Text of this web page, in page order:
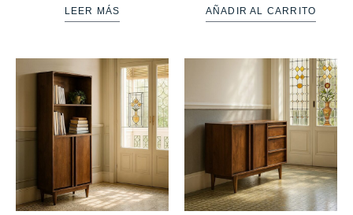
LEER MÁS AÑADIR AL CARRITO